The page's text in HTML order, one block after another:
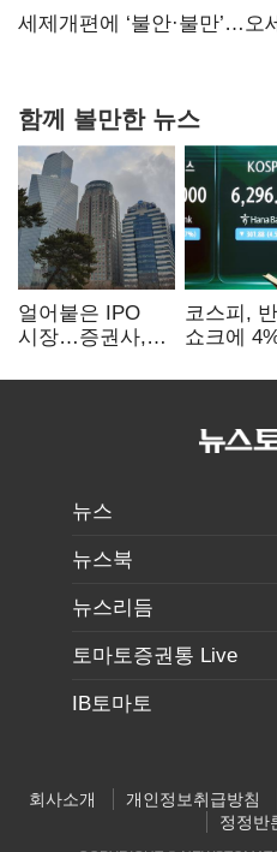
보내
세제개편에 ‘불안·불만’…오
함께 볼만한 뉴스
얼어붙은 IPO
시장…증권사,
전쟁' 기대
코스피,
쇼크에
5거래일
뉴스
뉴스북
뉴스리듬
토마토증권통 Live
IB토마토
회사소개 개인정보취급방침
정정반